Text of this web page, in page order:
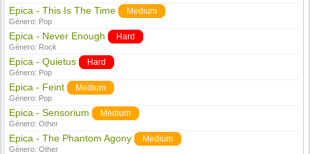
Epica - This Is The Time Medium
Género: Pop
Epica - Never Enough Hard
Género: Rock
Epica - Quietus Hard
Género: Pop
Epica - Feint Medium
Género: Pop
Epica - Sensorium Medium
Género:Other
Epica - The Phantom Agony Medium
Género:Other